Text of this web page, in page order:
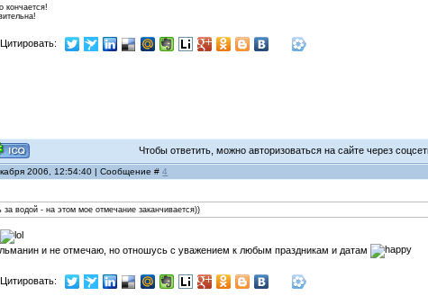
кончается!
Цитировать:
Чтобы ответить, можно авторизоваться на сайте через
2006, 12:54:40 | Сообщение #4
за водой - на этом мое отмечание заканчивается))
и не отмечаю, но отношусь с уважением к любым праздникам и датам
Цитировать: